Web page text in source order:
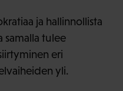
ja hallinnollista
samalla tulee
eri
yli.